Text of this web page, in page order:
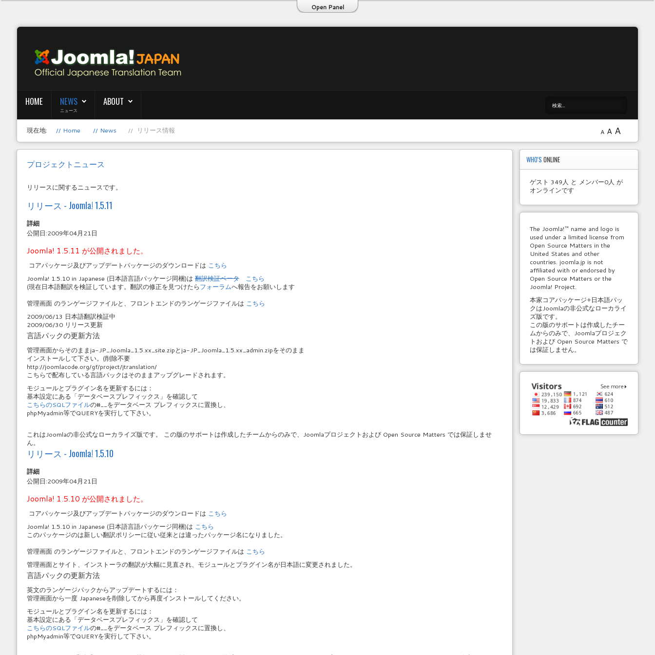
Open Panel
HOME NEWS
ニュース
ABOUT
現在地: Home News リリース情報 A A A
プロジェクトニュース
リリースに関するニュースです。
リリース - Joomla! 1.5.11
詳細
公開日:2009年04月21日
Joomla! 1.5.11 が公開されました。
コアパッケージ及びアップデートパッケージのダウンロードは こちら
Joomla! 1.5.10 in Japanese (日本語言語パッケージ同梱)は翻訳検証ベータ
こちら
(現在日本語翻訳を検証しています。翻訳の修正を見つけたらフォーラムへ報告をお願いします
管理画面 のランゲージファイルと、フロントエンドのランゲージファイルは こちら
2009/06/13 日本語翻訳検証中
2009/06/30 リリース更新
言語パックの更新方法
管理画面からそのままja-JP_Joomla_1.5.xx_site.zipとja-JP_Joomla_1.5.xx_admin.zipをそのまま
インストールして下さい。(削除不要
http://joomlacode.org/gf/project/jtranslation/
こちらで配布している言語パックはそのままアップグレードされます。
モジュールとプラグイン名を更新するには：
基本設定にある「データベースプレフィックス」を確認して
こちらのSQLファイルの#__をデータベース プレフィックスに置換し、
phpMyadmin等でQUERYを実行して下さい。
これはJoomlaの非公式なローカライズ版です。 この版のサポートは作成したチームからのみで、Joomlaプロジェクトおよび Open Source Matters では保証しませ
ん。
リリース - Joomla! 1.5.10
詳細
公開日:2009年04月21日
Joomla! 1.5.10 が公開されました。
コアパッケージ及びアップデートパッケージのダウンロードは こちら
Joomla! 1.5.10 in Japanese (日本語言語パッケージ同梱)は こちら
このパッケージのは新しい翻訳ポリシーに従い従来とは違ったパッケージ名になりました。
管理画面 のランゲージファイルと、フロントエンドのランゲージファイルは こちら
管理画面とサイト、インストーラの翻訳が大幅に見直され、モジュールとプラグイン名が日本語に変更されました。
言語パックの更新方法
英文のランゲージパックからアップデートするには：
管理画面から一度 Japaneseを削除してから再度インストールしてください。
モジュールとプラグイン名を更新するには：
基本設定にある「データベースプレフィックス」を確認して
こちらのSQLファイルの#__をデータベース プレフィックスに置換し、
phpMyadmin等でQUERYを実行して下さい。
WHO'SONLINE
ゲスト 349人 と メンバー0人 が
オンラインです
The Joomla!™ name and logo is
used under a limited license from
Open Source Matters in the
United States and other
countries. joomla.jp is not
affiliated with or endorsed by
Open Source Matters or the
Joomla! Project.
本家コアパッケージ+日本語パッ
クはJoomlaの非公式なローカライ
ズ版です。
この版のサポートは作成したチー
ムからのみで、Joomlaプロジェク
トおよび Open Source Matters で
は保証しません。